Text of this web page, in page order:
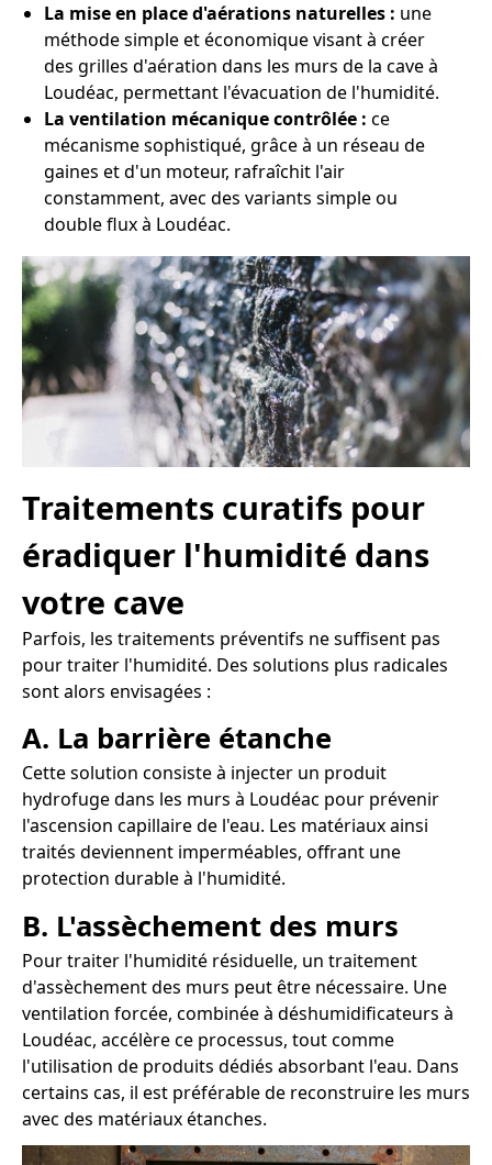
La mise en place d'aérations naturelles : une
méthode simple et économique visant à créer
des grilles d'aération dans les murs de la cave à
Loudéac, permettant l'évacuation de l'humidité.
La ventilation mécanique contrôlée : ce
mécanisme sophistiqué, grâce à un réseau de
gaines et d'un moteur, rafraîchit l'air
constamment, avec des variants simple ou
double flux à Loudéac.
Traitements curatifs pour
éradiquer l'humidité dans
votre cave
Parfois, les traitements préventifs ne suffisent pas
pour traiter l'humidité. Des solutions plus radicales
sont alors envisagées :
A. La barrière étanche
Cette solution consiste à injecter un produit
hydrofuge dans les murs à Loudéac pour prévenir
l'ascension capillaire de l'eau. Les matériaux ainsi
traités deviennent imperméables, offrant une
protection durable à l'humidité.
B. L'assèchement des murs
Pour traiter l'humidité résiduelle, un traitement
d'assèchement des murs peut être nécessaire. Une
ventilation forcée, combinée à déshumidificateurs à
Loudéac, accélère ce processus, tout comme
l'utilisation de produits dédiés absorbant l'eau. Dans
certains cas, il est préférable de reconstruire les murs
avec des matériaux étanches.